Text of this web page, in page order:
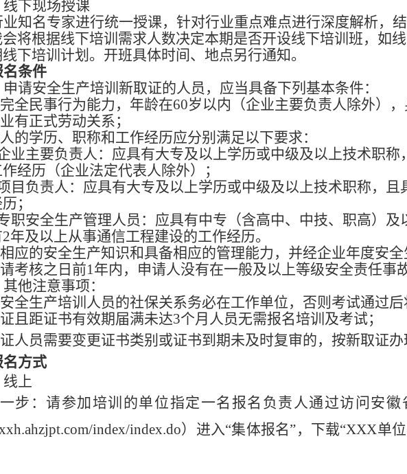
线下现场授课
知名专家进行统一授课， 针对行业重点难点进行深度解析，
会将根据线下培训需求人数决定本期是否开设线下培训班，如
下培训计划。开班具体时间、地点另行通知。
名条件
申请安全生产培训新取证的人员，应当具备下列基本条件：
全民事行为能力，年龄在60岁以内（企业主要负责人除外），
有正式劳动关系；
的学历、职称和工作经历应分别满足以下要求：
企业主要负责人：应具有大专及以上学历或中级及以上技术职
经历（企业法定代表人除外）；
项目负责人：应具有大专及以上学历或中级及以上技术职称，
；
专职安全生产管理人员：应具有中专（含高中、中技、职高）
年及以上从事通信工程建设的工作经历。
应的安全生产知识和具备相应的管理能力，并经企业年度安全
考核之日前1年内，申请人没有在一般及以上等级安全责任事
其他注意事项：
全生产培训人员的社保关系务必在工作单位，否则考试通过后
且距证书有效期届满未达3个月人员无需报名培训及考试；
人员需要变更证书类别或证书到期未及时复审的，按新取证办
名方式
线上
步：请参加培训的单位指定一名报名负责人通过访问安
index/index.do） 进入“集体报名”，下载“XXX单